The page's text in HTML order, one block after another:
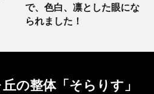
で、色白、凛とした眼にな
られました！
の整体「そらりす」